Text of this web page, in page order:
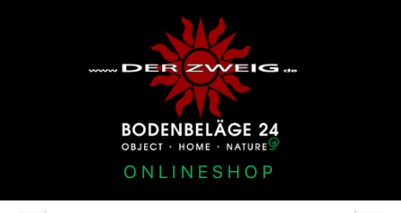
ONLINESHOP